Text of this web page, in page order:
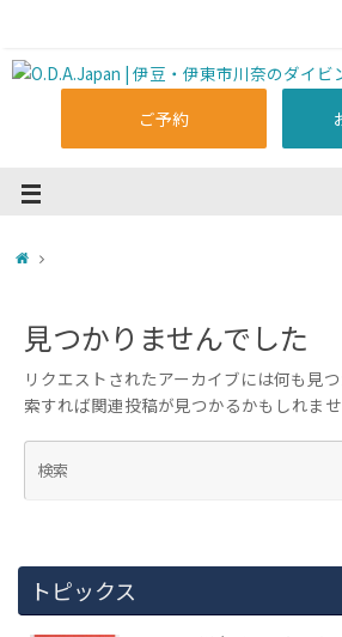
ご予約
見つかりませんでした
リクエストされたアーカイブには何も見
索すれば関連投稿が見つかるかもしれませ
トピックス